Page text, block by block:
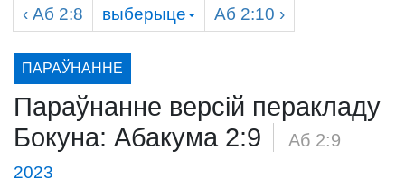
‹ Аб 2:8 выберыце Аб 2:10 ›
ПАРАЎНАННЕ
Параўнанне версій перакладу
Бокуна: Абакума 2:9
Аб 2:9
2023